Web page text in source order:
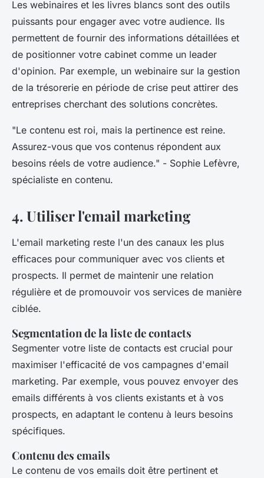
Les webinaires et les livres blancs sont des outils
puissants pour engager avec votre audience. Ils
permettent de fournir des informations détaillées et
de positionner votre cabinet comme un leader
d'opinion. Par exemple, un webinaire sur la gestion
de la trésorerie en période de crise peut attirer des
entreprises cherchant des solutions concrètes.
"Le contenu est roi, mais la pertinence est reine.
Assurez-vous que vos contenus répondent aux
besoins réels de votre audience." - Sophie Lefèvre,
spécialiste en contenu.
4. Utiliser l'email marketing
L'email marketing reste l'un des canaux les plus
efficaces pour communiquer avec vos clients et
prospects. Il permet de maintenir une relation
régulière et de promouvoir vos services de manière
ciblée.
Segmentation de la liste de contacts
Segmenter votre liste de contacts est crucial pour
maximiser l'efficacité de vos campagnes d'email
marketing. Par exemple, vous pouvez envoyer des
emails différents à vos clients existants et à vos
prospects, en adaptant le contenu à leurs besoins
spécifiques.
Contenu des emails
Le contenu de vos emails doit être pertinent et